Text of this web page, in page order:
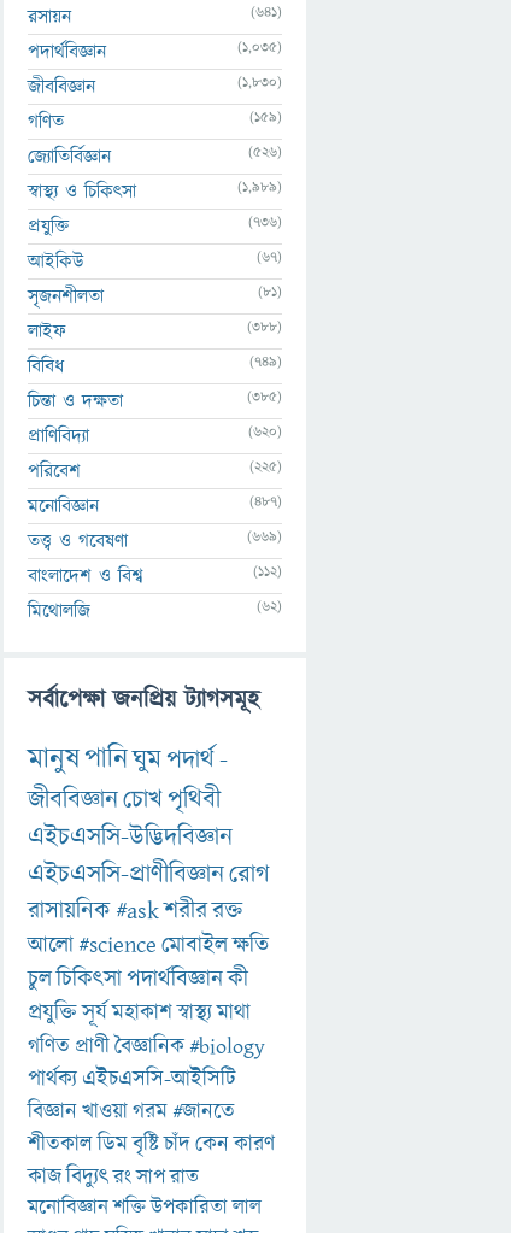
রসায়ন
(641)
পদার্থবিজ্ঞান (1,035)
জীববিজ্ঞান (1,830)
গণিত (159)
জ্যোতির্বিজ্ঞান (526)
স্বাস্থ্য ও চিকিৎসা (1,989)
প্রযুক্তি (736)
আইকিউ (67)
সৃজনশীলতা (81)
লাইফ (388)
বিবিধ (749)
চিন্তা ও দক্ষতা (385)
প্রাণিবিদ্যা (620)
পরিবেশ (225)
মনোবিজ্ঞান (487)
তত্ত্ব ও গবেষণা (669)
বাংলাদেশ ও বিশ্ব (112)
মিথোলজি (62)
সর্বাপেক্ষা জনপ্রিয় ট্যাগসমূহ
মানুষপানিঘুমপদার্থ-
জীববিজ্ঞানচোখপৃথিবী
এইচএসসি-উদ্ভিদবিজ্ঞান
এইচএসসি-প্রাণীবিজ্ঞানরোগ
রাসায়নিক#askশরীররক্ত
আলো#scienceমোবাইলক্ষতি
চুলচিকিৎসাপদার্থবিজ্ঞানকী
প্রযুক্তিসূর্যমহাকাশস্বাস্থ্যমাথা
গণিত প্রাণীবৈজ্ঞানিক#biology
পার্থক্য এইচএসসি-আইসিটি
বিজ্ঞানখাওয়াগরম#জানতে
শীতকালডিমবৃষ্টিচাঁদকেনকারণ
কাজবিদ্যুৎরংসাপরাত
মনোবিজ্ঞানশক্তিউপকারিতালাল